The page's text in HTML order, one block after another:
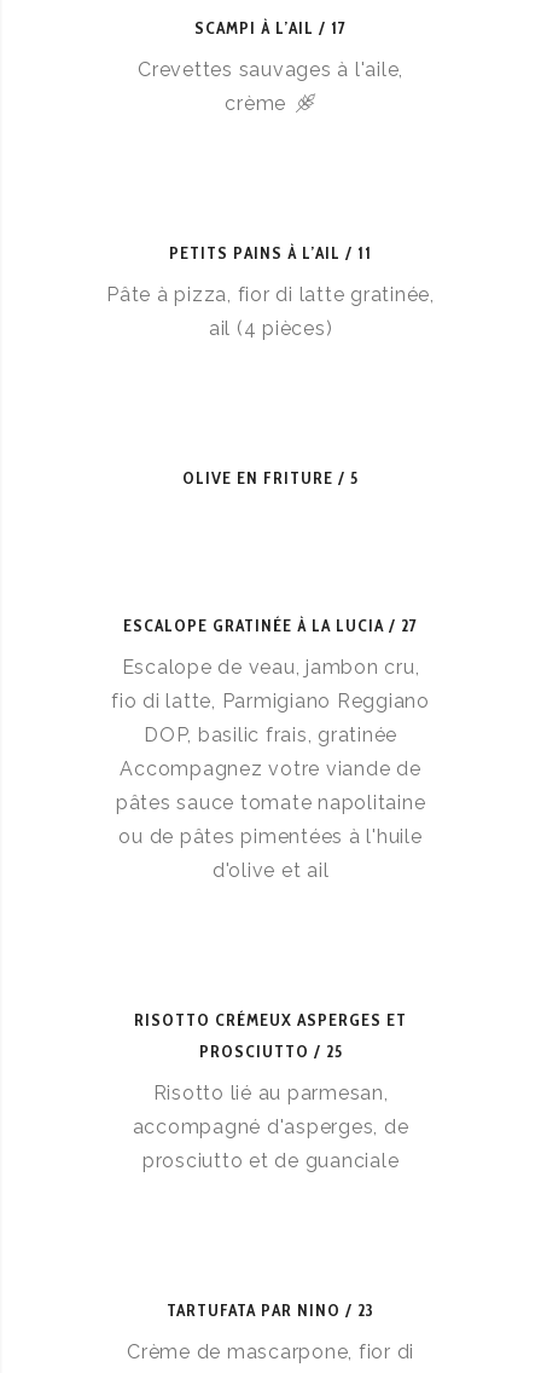
SCAMPI À L’AIL 17
Crevettes sauvages à l'aile,
crème
PETITS PAINS À L’AIL 11
Pâte à pizza, fior di latte gratinée,
ail (4 pièces)
OLIVE EN FRITURE 5
ESCALOPE GRATINÉE À LA LUCIA 27
Escalope de veau, jambon cru,
fio di latte, Parmigiano Reggiano
DOP, basilic frais, gratinée
Accompagnez votre viande de
pâtes sauce tomate napolitaine
ou de pâtes pimentées à l'huile
d'olive et ail
RISOTTO CRÉMEUX ASPERGES ET
PROSCIUTTO
25
Risotto lié au parmesan,
accompagné d'asperges, de
prosciutto et de guanciale
TARTUFATA PAR NINO 23
Crème de mascarpone, fior di